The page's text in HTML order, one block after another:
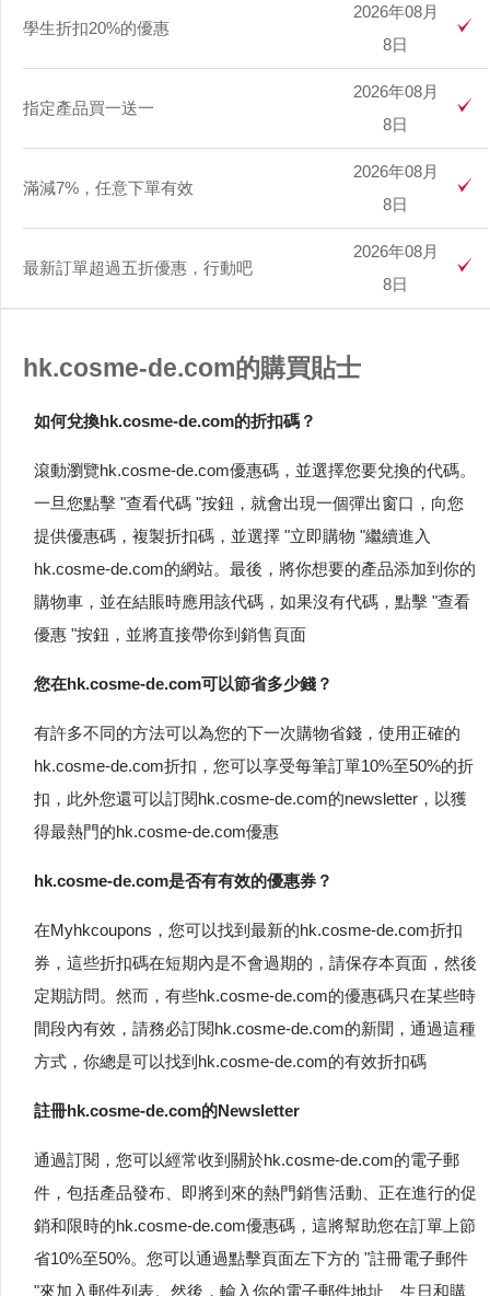
學生折扣20%的優惠
2026年08月
8日
指定產品買一送一
2026年08月
8日
滿減7%，任意下單有效
2026年08月
8日
最新訂單超過五折優惠，行動吧
2026年08月
8日
hk.cosme-de.com的購買貼士
如何兌換hk.cosme-de.com的折扣碼？
滾動瀏覽hk.cosme-de.com優惠碼，並選擇您要兌換的代碼。
一旦您點擊 "查看代碼 "按鈕，就會出現一個彈出窗口，向您
提供優惠碼，複製折扣碼，並選擇 "立即購物 "繼續進入
hk.cosme-de.com的網站。最後，將你想要的產品添加到你的
購物車，並在結賬時應用該代碼，如果沒有代碼，點擊 "查看
優惠 "按鈕，並將直接帶你到銷售頁面
您在hk.cosme-de.com可以節省多少錢？
有許多不同的方法可以為您的下一次購物省錢，使用正確的
hk.cosme-de.com折扣，您可以享受每筆訂單10%至50%的折
扣，此外您還可以訂閱hk.cosme-de.com的newsletter，以獲
得最熱門的hk.cosme-de.com優惠
hk.cosme-de.com是否有有效的優惠券？
在Myhkcoupons，您可以找到最新的hk.cosme-de.com折扣
券，這些折扣碼在短期內是不會過期的，請保存本頁面，然後
定期訪問。然而，有些hk.cosme-de.com的優惠碼只在某些時
間段內有效，請務必訂閱hk.cosme-de.com的新聞，通過這種
方式，你總是可以找到hk.cosme-de.com的有效折扣碼
註冊hk.cosme-de.com的Newsletter
通過訂閱，您可以經常收到關於hk.cosme-de.com的電子郵
件，包括產品發布、即將到來的熱門銷售活動、正在進行的促
銷和限時的hk.cosme-de.com優惠碼，這將幫助您在訂單上節
省10%至50%。您可以通過點擊頁面左下方的 "註冊電子郵件
"來加入郵件列表。然後，輸入你的電子郵件地址、生日和購